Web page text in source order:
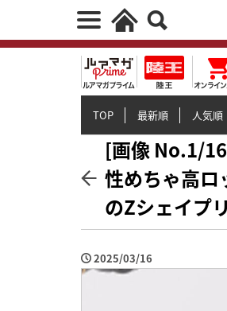
TOP 最新順 人気順
[画像 No.1/
性めちゃ高ロ
のZシェイプ
2025/03/16